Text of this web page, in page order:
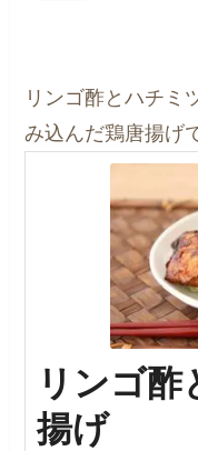
リンゴ酢とハチミ
み込んだ鶏唐揚げ
リンゴ
揚げ